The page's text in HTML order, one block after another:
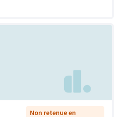
Non retenue en